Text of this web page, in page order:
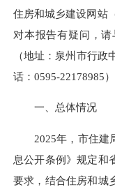
住房和城乡建设网站
对本报告有疑问，
（地址：泉州市行
话：0595-22178985）
一、总体情况
2025年，市住建局
息公开条例》规定和
要求，结合住房和城